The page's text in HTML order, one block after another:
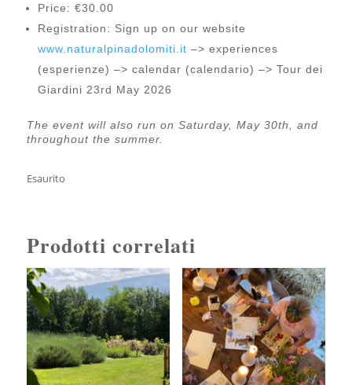
Price: €30.00
Registration: Sign up on our website
www.naturalpinadolomiti.it –> experiences
(esperienze) –> calendar (calendario) –> Tour dei
Giardini 23rd May 2026
The event will also run on Saturday, May 30th, and
throughout the summer.
Esaurito
Prodotti correlati